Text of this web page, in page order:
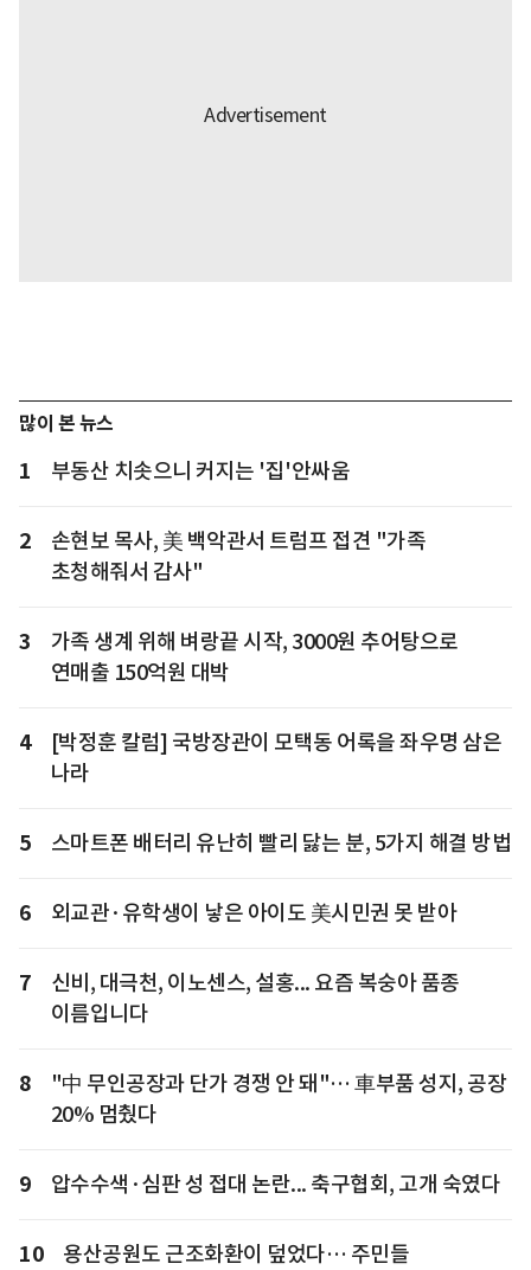
많이 본 뉴스
1 부동산 치솟으니 커지는 '집'안싸움
2
손현보 목사, 美 백악관서 트럼프 접견 "가족
초청해줘서 감사"
3
가족 생계 위해 벼랑끝 시작, 3000원 추어탕으로
연매출 150억원 대박
4
[박정훈 칼럼] 국방장관이 모택동 어록을 좌우명 삼은
나라
5 스마트폰 배터리 유난히 빨리 닳는 분, 5가지 해결 방법
6 외교관·유학생이 낳은 아이도 美시민권 못 받아
7
신비, 대극천, 이노센스, 설홍... 요즘 복숭아 품종
이름입니다
8
"中 무인공장과 단가 경쟁 안 돼"… 車부품 성지, 공장
20% 멈췄다
9 압수수색·심판 성 접대 논란... 축구협회, 고개 숙였다
10
용산공원도 근조화환이 덮었다… 주민들